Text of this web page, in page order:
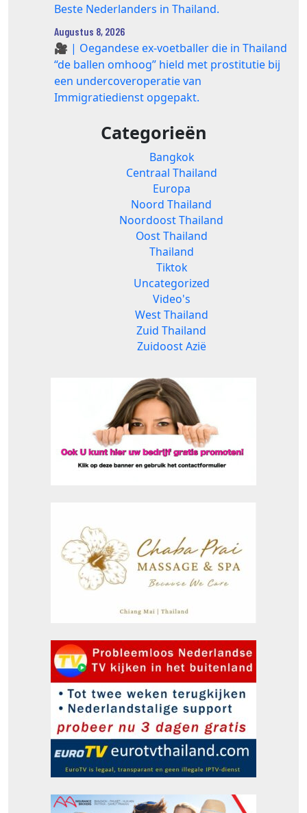
Beste Nederlanders in Thailand.
Augustus 8, 2026
🎥 | Oegandese ex-voetballer die in Thailand
“de ballen omhoog” hield met prostitutie bij
een undercoveroperatie van
Immigratiedienst opgepakt.
Categorieën
Bangkok
Centraal Thailand
Europa
Noord Thailand
Noordoost Thailand
Oost Thailand
Thailand
Tiktok
Uncategorized
Video's
West Thailand
Zuid Thailand
Zuidoost Azië